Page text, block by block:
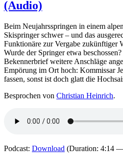
(Audio)
Beim Neujahrsspringen in einem
Skispringer schwer – und das
Funktionäre zur Vergabe zukünftiger
Wurde der Springer etwa
Bekennerbrief weitere Anschläge
Empörung im Ort hoch: Kommissar
fassen, sonst ist doch glatt die
Besprochen von Christian Heinrich.
Podcast: Download (Duration: 4:14